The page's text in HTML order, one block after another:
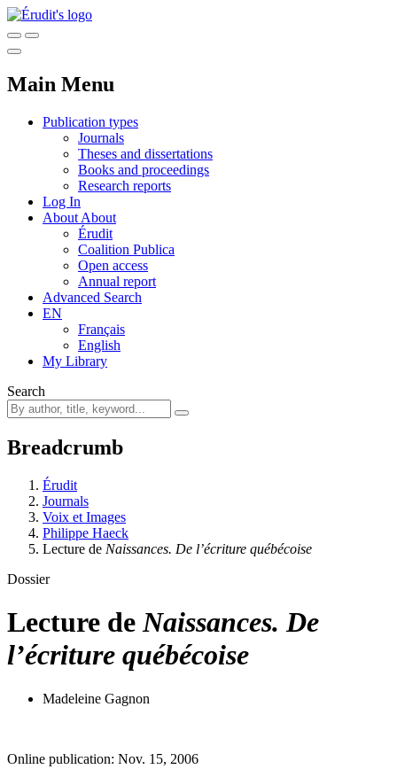
Main Menu
Publication types
Journals
Theses and dissertations
Books and proceedings
Research reports
Log In
About About
Érudit
Coalition Publica
Open access
Annual report
Advanced Search
EN
Français
English
My Library
Search
Breadcrumb
Érudit
Journals
Voix et Images
Philippe Haeck
Lecture de Naissances. De l’écriture québécoise
Dossier
Lecture de Naissances. De
l’écriture québécoise
Madeleine Gagnon
Online publication: Nov. 15, 2006